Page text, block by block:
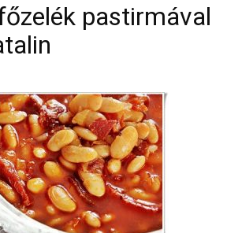
pastirmával